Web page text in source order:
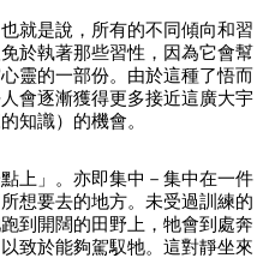
就是說，所有的不同傾向和習
於執著那些習性，因為它會幫
靈的一部份。由於這種了悟而
會逐漸獲得更多接近這廣大宇
知識）的機會。
上」。亦即集中－集中在一件
想要去的地方。未受過訓練的
到開闊的田野上，牠會到處奔
致於能夠駕馭牠。這對靜坐來